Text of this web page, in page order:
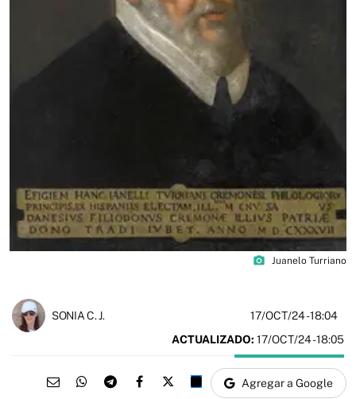
photo_camera Juanelo Turriano
SONIA C. J. 17/OCT/24- 18:04
ACTUALIZADO: 17/OCT/24 - 18:05
Agregar a Google